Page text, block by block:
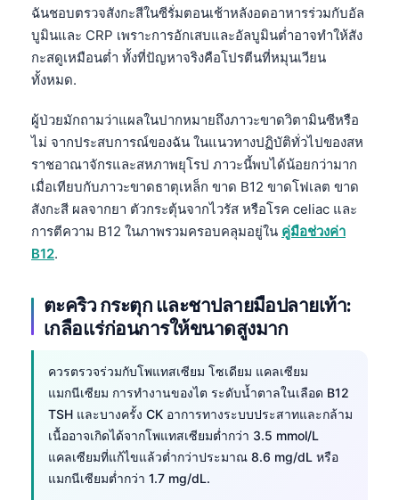
ฉันชอบตรวจสังกะสีในซีรั่มตอนเช้าหลังอดอาหารร่วมกับอัล
บูมินและ CRP เพราะการอักเสบและอัลบูมินต่ำอาจทำให้สัง
กะสดูเหมือนต่ำ ทั้งที่ปัญหาจริงคือโปรตีนที่หมุนเวียน
ทั้งหมด.
ผู้ป่วยมักถามว่าแผลในปากหมายถึงภาวะขาดวิตามินซีหรือ
ไม่ จากประสบการณ์ของฉัน ในแนวทางปฏิบัติทั่วไปของสห
ราชอาณาจักรและสหภาพยุโรป ภาวะนี้พบได้น้อยกว่ามาก
เมื่อเทียบกับภาวะขาดธาตุเหล็ก ขาด B12 ขาดโฟเลต ขาด
สังกะสี ผลจากยา ตัวกระตุ้นจากไวรัส หรือโรค celiac และ
การตีความ B12 ในภาพรวมครอบคลุมอยู่ใน คู่มือช่วงค่า
B12.
ตะคริว กระตุก และชาปลายมือปลายเท้า:
เกลือแร่ก่อนการให้ขนาดสูงมาก
ควรตรวจร่วมกับโพแทสเซียม โซเดียม แคลเซียม
แมกนีเซียม การทำงานของไต ระดับน้ำตาลในเลือด B12
TSH และบางครั้ง CK อาการทางระบบประสาทและกล้าม
เนื้ออาจเกิดได้จากโพแทสเซียมต่ำกว่า 3.5 mmol/L
แคลเซียมที่แก้ไขแล้วต่ำกว่าประมาณ 8.6 mg/dL หรือ
แมกนีเซียมต่ำกว่า 1.7 mg/dL.